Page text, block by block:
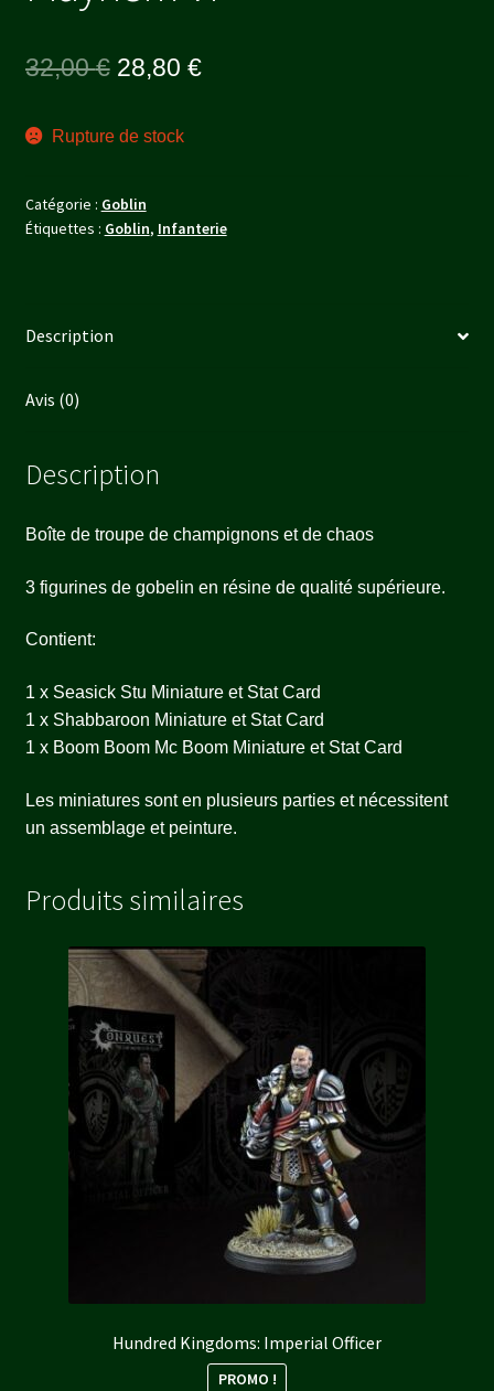
32,00€ Le
initial
32,00 €.
28,80 €Le
28,80 €.
Rupture de stock
Catégorie : Goblin
Étiquettes : Goblin, Infanterie
Description
Avis (0)
Description
Boîte de troupe de champignons et de chaos
3 figurines de gobelin en résine de qualité supérieure.
Contient:
1 x Seasick Stu Miniature et Stat Card
1 x Shabbaroon Miniature et Stat Card
1 x Boom Boom Mc Boom Miniature et Stat Card
Les miniatures sont en plusieurs parties et nécessitent
un assemblage et peinture.
Produits similaires
Hundred Kingdoms: Imperial Officer
PROMO !